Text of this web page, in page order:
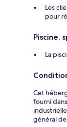
Les
pour
Piscine,
La
Cet
fourni
général